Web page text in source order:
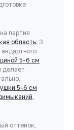
партия
область: 3
5-6 см
делает
5-6 см
оттенок,